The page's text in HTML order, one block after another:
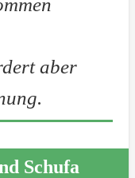
aber
Schufa